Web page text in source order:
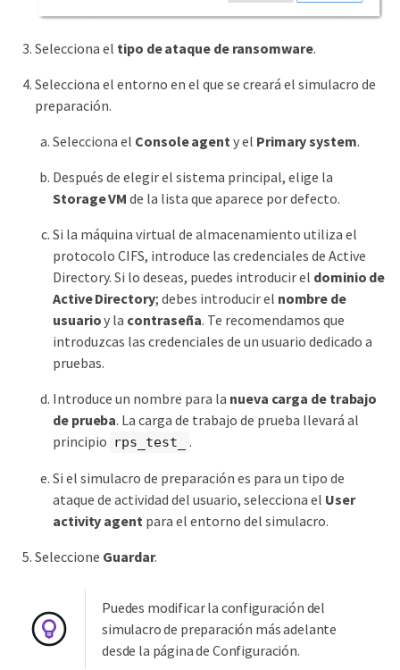
Selecciona el tipo de ataque de ransomware.
Selecciona el entorno en el que se creará el simulacro de
preparación.
Selecciona el Console agent y el Primary system.
Después de elegir el sistema principal, elige la
Storage VM de la lista que aparece por defecto.
Si la máquina virtual de almacenamiento utiliza el
protocolo CIFS, introduce las credenciales de Active
Directory. Si lo deseas, puedes introducir el dominio de
Active Directory; debes introducir el nombre de
usuarioy la contraseña. Te recomendamos que
introduzcas las credenciales de un usuario dedicado a
pruebas.
Introduce un nombre para la nueva carga de trabajo
de prueba. La carga de trabajo de prueba llevará al
principio rps_test_ .
Si el simulacro de preparación es para un tipo de
ataque de actividad del usuario, selecciona el User
activity agentpara el entorno del simulacro.
Seleccione Guardar.
Puedes modificar la configuración del
simulacro de preparación más adelante
desde la página de Configuración.